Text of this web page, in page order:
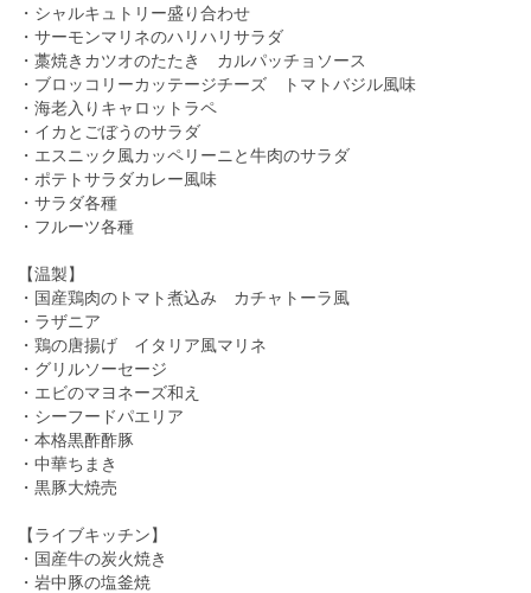
・シャルキュトリー盛り合わせ
・サーモンマリネのハリハリサラダ
・藁焼きカツオのたたき カルパッチョソース
・ブロッコリーカッテージチーズ トマトバジル風味
・海老入りキャロットラペ
・イカとごぼうのサラダ
・エスニック風カッペリーニと牛肉のサラダ
・ポテトサラダカレー風味
・サラダ各種
・フルーツ各種
【温製】
・国産鶏肉のトマト煮込み カチャトーラ風
・ラザニア
・鶏の唐揚げ イタリア風マリネ
・グリルソーセージ
・エビのマヨネーズ和え
・シーフードパエリア
・本格黒酢酢豚
・中華ちまき
・黒豚大焼売
【ライブキッチン】
・国産牛の炭火焼き
・岩中豚の塩釜焼